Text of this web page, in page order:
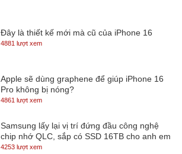
Đây là thiết kế mới mà cũ của iPhone 16
4881 lượt xem
Apple sẽ dùng graphene để giúp iPhone 16
Pro không bị nóng?
4861 lượt xem
Samsung lấy lại vị trí đứng đầu công nghệ
chip nhớ QLC, sắp có SSD 16TB cho anh em
lưu trữ
4253 lượt xem